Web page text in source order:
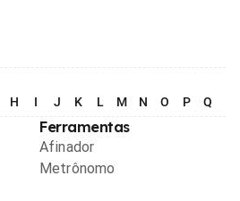
H I J K L M N O P Q
Ferramentas
Afinador
Metrônomo